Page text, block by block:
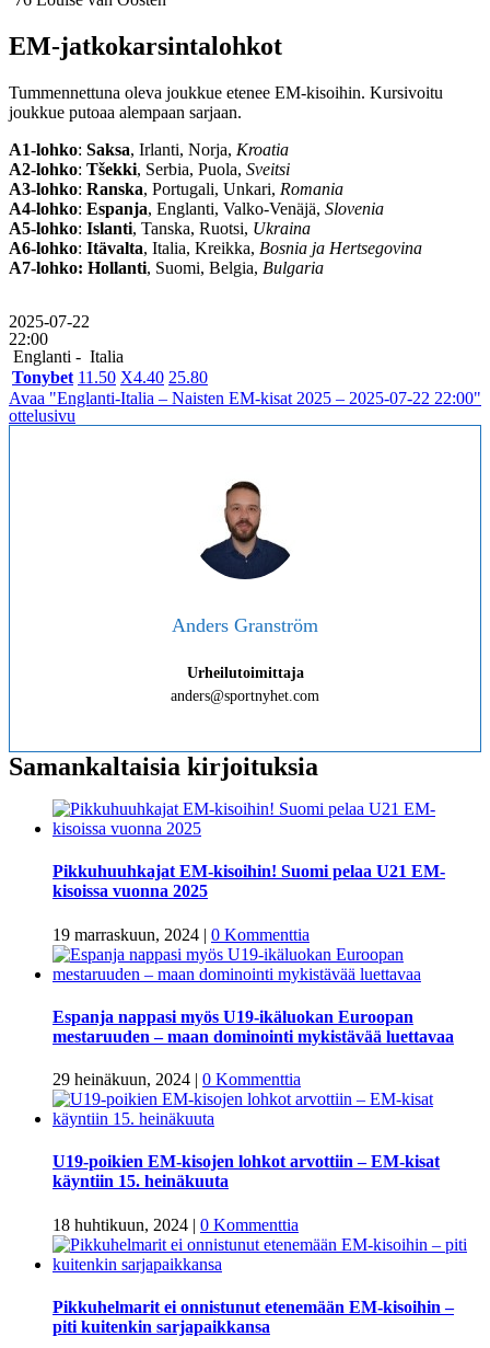
EM-jatkokarsintalohkot
Tummennettuna oleva joukkue etenee EM-kisoihin. Kursivoitu
joukkue putoaa alempaan sarjaan.
A1-lohko: Saksa, Irlanti, Norja, Kroatia
A2-lohko: Tšekki, Serbia, Puola, Sveitsi
A3-lohko: Ranska, Portugali, Unkari, Romania
A4-lohko: Espanja, Englanti, Valko-Venäjä, Slovenia
A5-lohko: Islanti, Tanska, Ruotsi, Ukraina
A6-lohko: Itävalta, Italia, Kreikka, Bosnia ja Hertsegovina
A7-lohko: Hollanti, Suomi, Belgia, Bulgaria
2025-07-22
22:00
Englanti - Italia
Tonybet 11.50 X4.40 25.80
Avaa "Englanti-Italia – Naisten EM-kisat 2025 – 2025-07-22 22:00"
ottelusivu
Anders Granström
Urheilutoimittaja
anders@sportnyhet.com
Samankaltaisia kirjoituksia
Pikkuhuuhkajat EM-kisoihin! Suomi pelaa U21 EM-
kisoissa vuonna 2025
19 marraskuun, 2024 | 0 Kommenttia
Espanja nappasi myös U19-ikäluokan Euroopan
mestaruuden – maan dominointi mykistävää luettavaa
29 heinäkuun, 2024 | 0 Kommenttia
U19-poikien EM-kisojen lohkot arvottiin – EM-kisat
käyntiin 15. heinäkuuta
18 huhtikuun, 2024 | 0 Kommenttia
Pikkuhelmarit ei onnistunut etenemään EM-kisoihin –
piti kuitenkin sarjapaikkansa